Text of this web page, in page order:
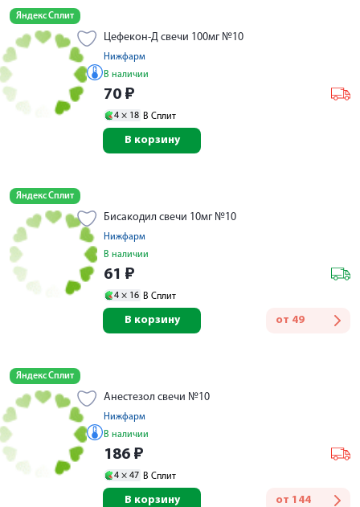
Яндекс Сплит
Цефекон-Д свечи 100мг №10
Нижфарм
В наличии
70 ₽
4 × 18 В Сплит
В корзину
Яндекс Сплит
Бисакодил свечи 10мг №10
Нижфарм
В наличии
61 ₽
4 × 16 В Сплит
от 49
В корзину
Яндекс Сплит
Анестезол свечи №10
Нижфарм
В наличии
186 ₽
4 × 47 В Сплит
от 144
В корзину